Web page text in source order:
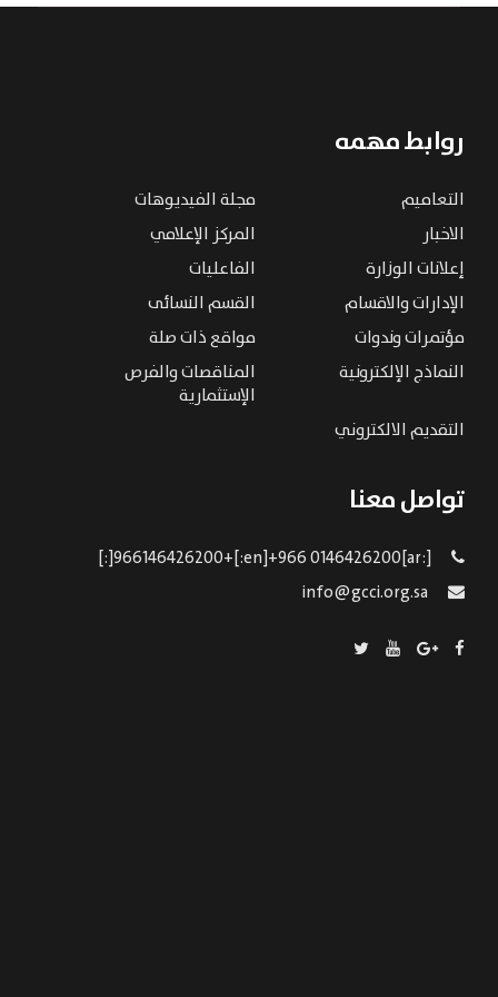
روابط مهمه
التعاميم
مجلة الفيديوهات
الاخبار
المركز الإعلامي
إعلانات الوزارة
الفاعليات
الإدارات والاقسام
القسم النسائى
مؤتمرات وندوات
مواقع ذات صلة
النماذج الإلكترونية
المناقصات والفرص
الإستثمارية
التقديم الالكتروني
تواصل معنا
[:ar]966146426200+[:en]+966 0146426200[:]